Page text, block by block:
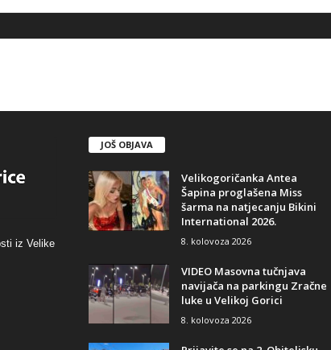
iz Velike
JOŠ OBJAVA
Velikogoričanka Antea
Šapina proglašena Miss
šarma na natjecanju Bikini
International 2026.
8. kolovoza 2026
VIDEO Masovna tučnjava
navijača na parkingu Zračne
luke u Velikoj Gorici
8. kolovoza 2026